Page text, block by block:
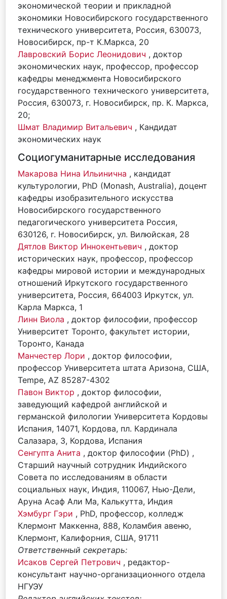
экономической теории и прикладной
экономики Новосибирского государственного
технического университета, Россия, 630073,
Новосибирск, пр-т К.Маркса, 20
Лавровский Борис Леонидович , доктор
экономических наук, профессор, профессор
кафедры менеджмента Новосибирского
государственного технического университета,
Россия, 630073, г. Новосибирск, пр. К. Маркса,
20;
Шмат Владимир Витальевич , Кандидат
экономических наук
Социогуманитарные исследования
Макарова Нина Ильинична , кандидат
культурологии, PhD (Monash, Australia), доцент
кафедры изобразительного искусства
Новосибирского государственного
педагогического университета Россия,
630126, г. Новосибирск, ул. Вилюйская, 28
Дятлов Виктор Иннокентьевич , доктор
исторических наук, профессор, профессор
кафедры мировой истории и международных
отношений Иркутского государственного
университета, Россия, 664003 Иркутск, ул.
Карла Маркса, 1
Линн Виола , доктор философии, профессор
Университет Торонто, факультет истории,
Торонто, Канада
Манчестер Лори , доктор философии,
профессор Университета штата Аризона, США,
Tempe, AZ 85287-4302
Павон Виктор , доктор философии,
заведующий кафедрой английской и
германской филологии Университета Кордовы
Испания, 14071, Кордова, пл. Кардинала
Салазара, 3, Кордова, Испания
Сенгупта Анита , доктор философии (PhD) ,
Старший научный сотрудник Индийского
Совета по исследованиям в области
социальных наук, Индия, 110067, Нью-Дели,
Аруна Асаф Али Ма, Калькутта, Индия
Хэмбург Гэри , PhD, профессор, колледж
Клермонт Маккенна, 888, Коламбия авеню,
Клермонт, Калифорния, США, 91711
Ответственный секретарь:
Исаков Сергей Петрович , редактор-
консультант научно-организационного отдела
НГУЭУ